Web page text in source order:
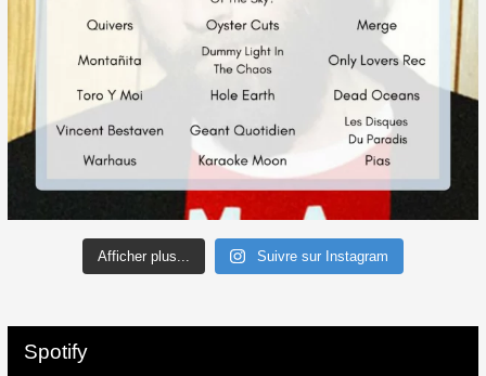
Afficher plus... Suivre sur Instagram
Spotify